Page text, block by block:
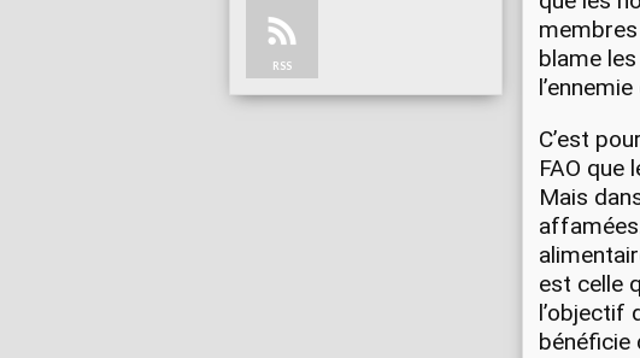
RSS
blame
C’est
FAO que
Mais
est celle
l’objectif
bénéficie